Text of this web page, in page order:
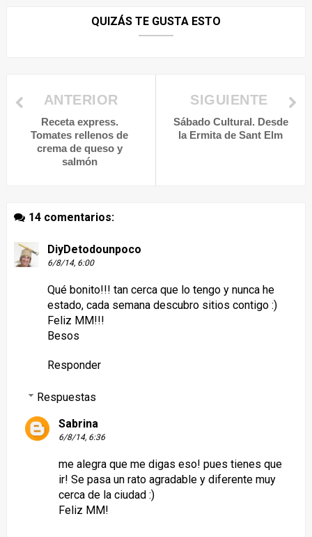
QUIZÁS TE GUSTA ESTO
SIGUIENTE
Sábado Cultural. Desde
la Ermita de Sant Elm
ANTERIOR
Receta express.
Tomates rellenos de
crema de queso y
salmón
14 comentarios:
DiyDetodounpoco
6/8/14, 6:00
Qué bonito!!! tan cerca que lo tengo y nunca he
estado, cada semana descubro sitios contigo :)
Feliz MM!!!
Besos
Responder
Respuestas
Sabrina
6/8/14, 6:36
me alegra que me digas eso! pues tienes que
ir! Se pasa un rato agradable y diferente muy
cerca de la ciudad :)
Feliz MM!